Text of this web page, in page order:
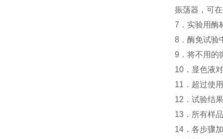
振荡器，可
7．实验用酶
8．酶免试验
9．将不用的
10．显色液
11．超过使
12．试验结
13．所有样
14．各步骤